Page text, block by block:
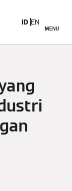
MENU
ID EN